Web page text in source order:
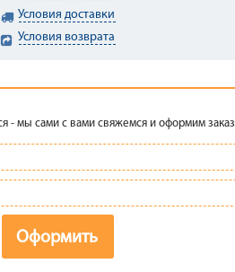
Условия доставки
Условия возврата
- мы сами с вами свяжемся и оформим
Оформить